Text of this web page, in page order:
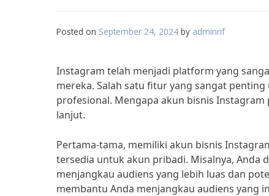
Posted on September 24, 2024 by adminrif
Instagram telah menjadi platform yang
mereka. Salah satu fitur yang sangat
profesional. Mengapa akun bisnis
lanjut.
Pertama-tama, memiliki akun bisnis
tersedia untuk akun pribadi. Misalnya,
menjangkau audiens yang lebih luas dan
membantu Anda menjangkau audiens yang